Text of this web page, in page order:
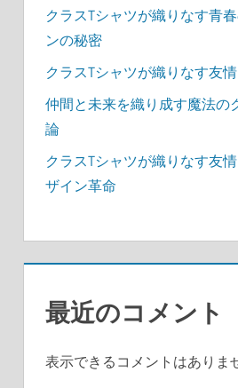
クラスTシャツが織りなす青
ンの秘密
クラスTシャツが織りなす友
仲間と未来を織り成す魔法の
論
クラスTシャツが織りなす友
ザイン革命
最近のコメント
表示できるコメントはありま